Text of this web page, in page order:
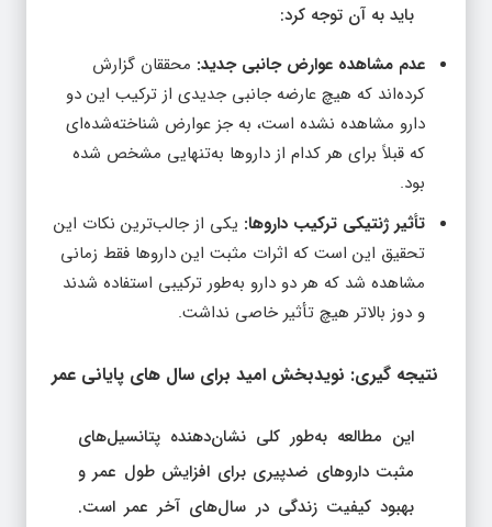
باید به آن توجه کرد:
عدم مشاهده عوارض جانبی جدید: محققان گزارش
کرده‌اند که هیچ عارضه جانبی جدیدی از ترکیب این دو
دارو مشاهده نشده است، به جز عوارض شناخته‌شده‌ای
که قبلاً برای هر کدام از داروها به‌تنهایی مشخص شده
بود.
تأثیر ژنتیکی ترکیب داروها: یکی از جالب‌ترین نکات این
تحقیق این است که اثرات مثبت این داروها فقط زمانی
مشاهده شد که هر دو دارو به‌طور ترکیبی استفاده شدند
و دوز بالاتر هیچ تأثیر خاصی نداشت.
نتیجه‌ گیری: نویدبخش امید برای سال‌ های پایانی عمر
این مطالعه به‌طور کلی نشان‌دهنده پتانسیل‌های
مثبت داروهای ضدپیری برای افزایش طول عمر و
بهبود کیفیت زندگی در سال‌های آخر عمر است.